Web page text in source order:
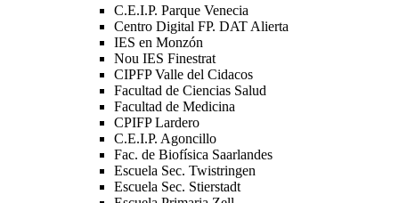
C.E.I.P. Parque Venecia
Centro Digital FP. DAT Alierta
IES en Monzón
Nou IES Finestrat
CIPFP Valle del Cidacos
Facultad de Ciencias Salud
Facultad de Medicina
CPIFP Lardero
C.E.I.P. Agoncillo
Fac. de Biofísica Saarlandes
Escuela Sec. Twistringen
Escuela Sec. Stierstadt